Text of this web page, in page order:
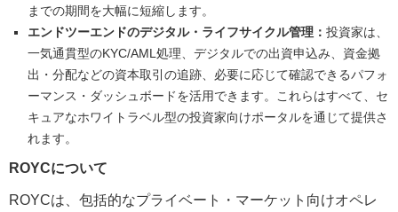
までの期間を大幅に短縮します。
エンドツーエンドのデジタル・ライフサイクル管理： 投資家は、
一気通貫型のKYC/AML処理、デジタルでの出資申込み、資金拠
出・分配などの資本取引の追跡、必要に応じて確認できるパフォ
ーマンス・ダッシュボードを活用できます。これらはすべて、セ
キュアなホワイトラベル型の投資家向けポータルを通じて提供さ
れます。
ROYCについて
ROYCは、包括的なプライベート・マーケット向けオペレ